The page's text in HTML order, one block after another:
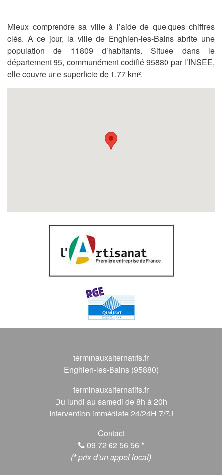
Mieux comprendre sa ville à l’aide de quelques chiffres
clés. A ce jour, la ville de Enghien-les-Bains abrite une
population de 11809 d’habitants. Située dans le
département 95, communément codifié 95880 par l’INSEE,
elle couvre une superficie de 1.77 km².
terminauxalternatifs.fr
Enghien-les-Bains (95880)
terminauxalternatifs.fr
Du lundi au samedi de 8h à 20h
Intervention immédiate 24/24H 7/7J
Contact
09 72 62 56 56 *
(* prix d'un appel local)